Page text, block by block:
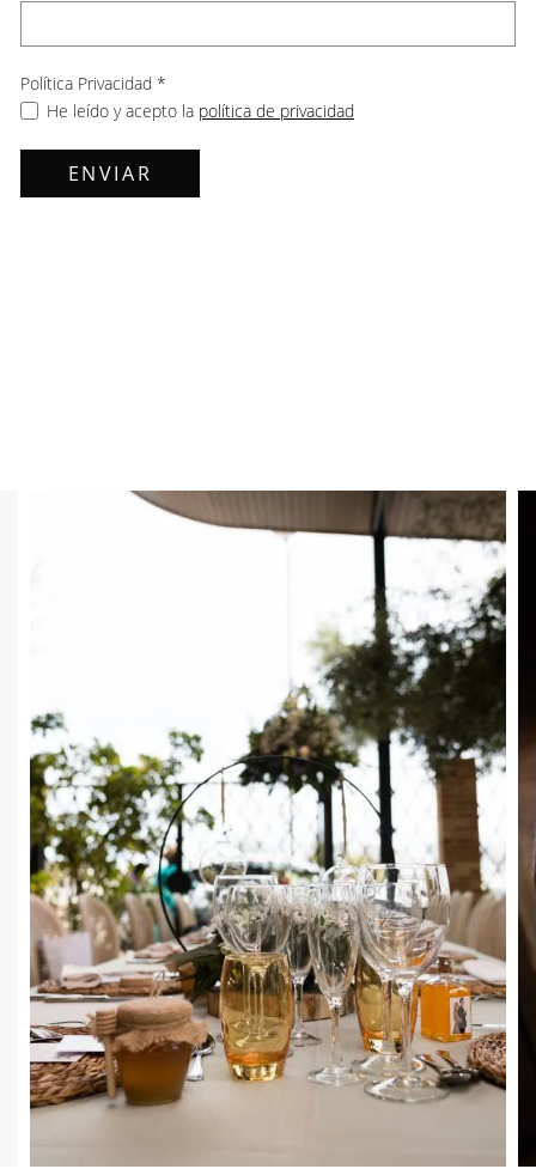
Política Privacidad *
He leído y acepto la política de privacidad
ENVIAR